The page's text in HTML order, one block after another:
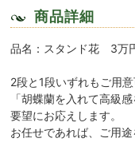
商品詳細
品名：スタンド花 3万
2段と1段いずれもご用意
「胡蝶蘭を入れて高級
要望にお応えします。
お任せであれば、ご用